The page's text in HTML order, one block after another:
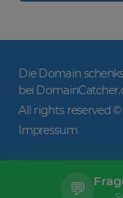
Die Domain
bei
All rights reserved ©
Impressum
💬